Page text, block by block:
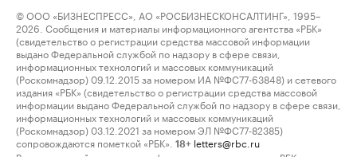
© ООО «БИЗНЕСПРЕСС», АО «РОСБИЗНЕСКОНСАЛТИНГ», 1995–
2026. Сообщения и материалы информационного агентства «РБК»
(свидетельство о регистрации средства массовой информации
выдано Федеральной службой по надзору в сфере связи,
информационных технологий и массовых коммуникаций
(Роскомнадзор) 09.12.2015 за номером ИА №ФС77-63848) и сетевого
издания «РБК» (свидетельство о регистрации средства массовой
информации выдано Федеральной службой по надзору в сфере связи,
информационных технологий и массовых коммуникаций
(Роскомнадзор) 03.12.2021 за номером ЭЛ №ФС77-82385)
сопровождаются пометкой «РБК».
18+ letters@rbc.ru